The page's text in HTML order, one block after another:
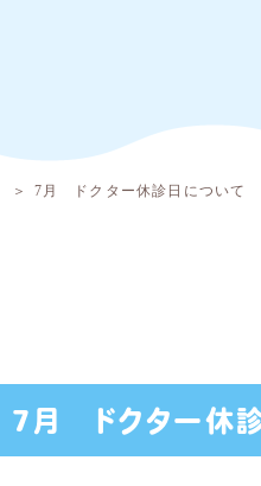
7月 ドクター休診日について
7月 ドクター休